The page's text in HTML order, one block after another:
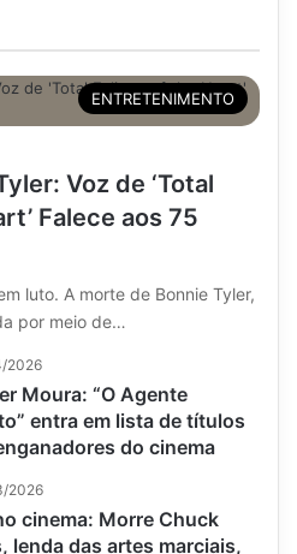
ENTRETENIMENTO
Voz de ‘Total
Falece aos 75
luto. A morte de Bonnie Tyler,
por meio de…
2026
Moura: “O Agente
entra em lista de títulos
do cinema
2026
cinema: Morre Chuck
lenda das artes marciais,